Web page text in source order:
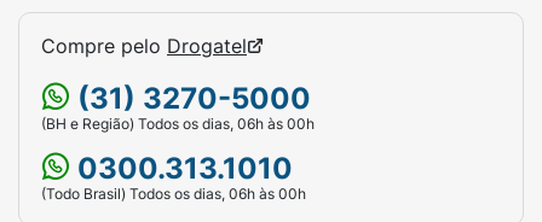
Compre pelo Drogatel
(31) 3270-5000
(BH e Região) Todos os dias, 06h às 00h
0300.313.1010
(Todo Brasil) Todos os dias, 06h às 00h